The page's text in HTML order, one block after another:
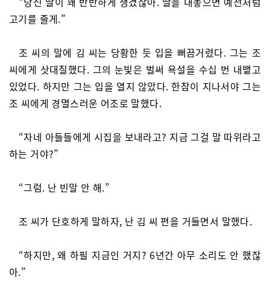
고기를 줄게.”
조 씨의 말에 김 씨는 당황한 듯 입을 뻐끔거렸다. 그는 조
씨에게 삿대질했다. 그의 눈빛은 벌써 욕설을 수십 번 내뱉고
있었다. 하지만 그는 입을 열지 않았다. 한참이 지나서야 그는
조 씨에게 경멸스러운 어조로 말했다.
“자네 아들들에게 시집을 보내라고? 지금 그걸 말 따위라고
하는 거야?”
“그럼. 난 빈말 안 해.”
조 씨가 단호하게 말하자, 난 김 씨 편을 거들면서 말했다.
“하지만, 왜 하필 지금인 거지? 6년간 아무 소리도 안 했잖
아.”